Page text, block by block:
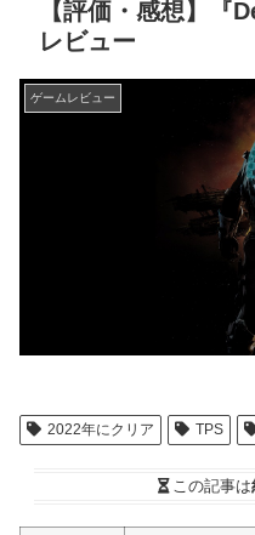
【評価・感想】『
レビュー
ゲームレビュー
2022年にクリア TPS
この記事は